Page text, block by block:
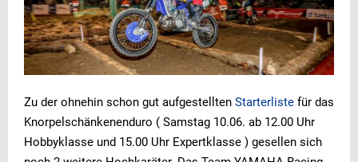
Zu der ohnehin schon gut aufgestellten Starterliste für das
Knorpelschänkenenduro ( Samstag 10.06. ab 12.00 Uhr
Hobbyklasse und 15.00 Uhr Expertklasse ) gesellen sich